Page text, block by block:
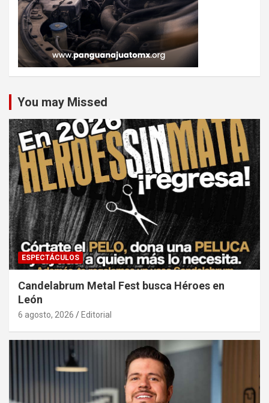
You may Missed
ESPECTÁCULOS
Candelabrum Metal Fest busca Héroes en
León
6 agosto, 2026 Editorial